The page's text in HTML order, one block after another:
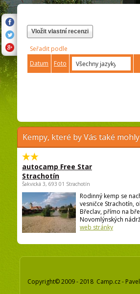
Vložit vlastní recenzi
Seřadit podle
Datum
Foto
Kempy, které by Vás také
autocamp Free Star
Strachotín
Šakvická 3, 693 01 Strachotín
Rodinný kemp se
vesničce Strachotín,
Břeclav, přímo na
Novomlýnských
web stránky
Copyright© 2009 - 2018 Camp.cz -